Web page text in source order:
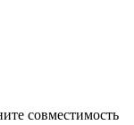
совместимость